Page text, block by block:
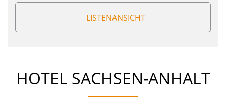
LISTENANSICHT
HOTEL SACHSEN-ANHALT